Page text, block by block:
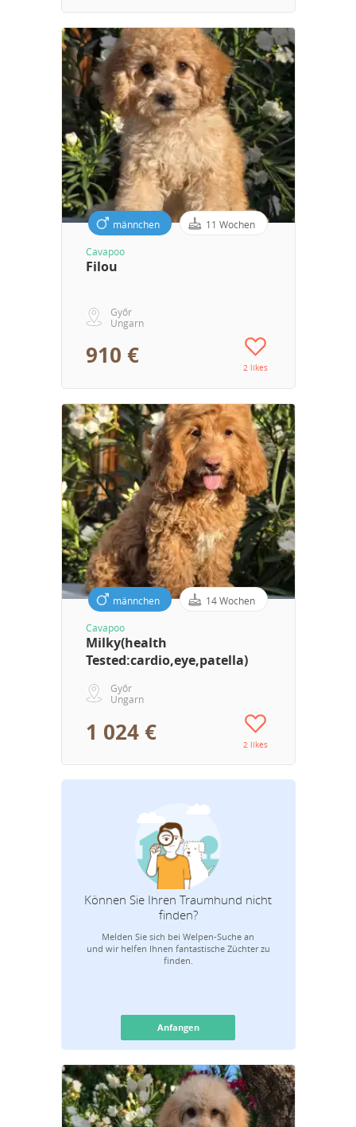
männchen 11 Wochen
Cavapoo
Filou
Győr
Ungarn
910 € 2 likes
männchen 14 Wochen
Cavapoo
Milky(health
Tested:cardio,eye,patella)
Győr
Ungarn
1 024 € 2 likes
Können Sie Ihren Traumhund nicht
finden?
Melden Sie sich bei Welpen-Suche an
und wir helfen Ihnen fantastische Züchter zu
finden.
Anfangen